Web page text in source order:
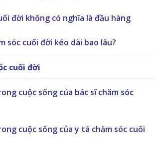
đời không có nghĩa là đầu hàng
sóc cuối đời kéo dài bao lâu?
cuối đời
cuộc sống của bác sĩ chăm sóc
cuộc sống của y tá chăm sóc cuối